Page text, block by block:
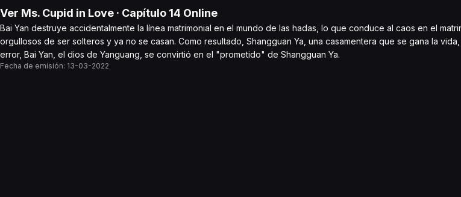
Ver Ms. Cupid in Love · Capítulo 14 Online
Bai Yan destruye accidentalmente la línea matrimonial en el mundo de las hadas, lo que conduce al caos en el
orgullosos de ser solteros y ya no se casan. Como resultado, Shangguan Ya, una casamentera que se gana la
error, Bai Yan, el dios de Yanguang, se convirtió en el "prometido" de Shangguan Ya.
Fecha de emisión: 13-03-2022